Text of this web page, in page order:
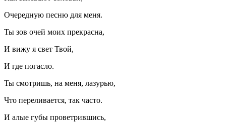
Очередную песню для меня.
Ты зов очей моих прекрасна,
И вижу я свет Твой,
И где погасло.
Ты смотришь, на меня, лазурью,
Что переливается, так часто.
И алые губы проветрившись,